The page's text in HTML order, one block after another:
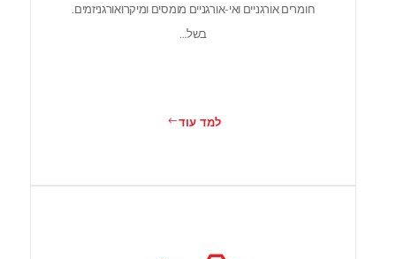
חומרים אורגניים ואי-אורגניים מומסים ומיקרואורגניזמים.
בשל…
למד עוד